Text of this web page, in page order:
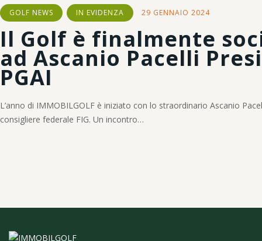
GOLF NEWS IN EVIDENZA 29 GENNAIO 2024
Il Golf è finalmente
ad Ascanio Pacelli
PGAI
L’anno di IMMOBILGOLF è iniziato con lo straordinario Ascanio
consigliere federale FIG. Un incontro…